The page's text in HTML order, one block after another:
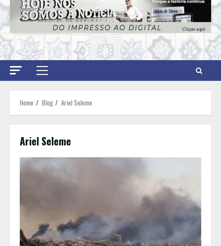
Primary
Home Blog Ariel Seleme
Ariel Seleme